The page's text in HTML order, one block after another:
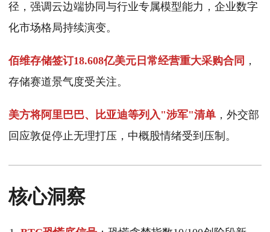
径，强调云边端协同与行业专属模型能力，企业数字
化市场格局持续演变。
佰维存储签订18.608亿美元日常经营重大采购合同 ，
存储赛道景气度受关注。
美方将阿里巴巴、比亚迪等列入"涉军"清单 ，外交部
回应敦促停止无理打压，中概股情绪受到压制。
核心洞察